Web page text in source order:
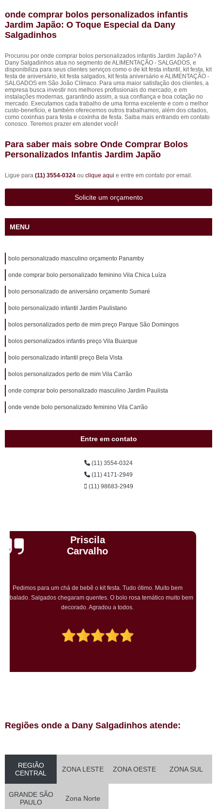
onde comprar bolos personalizados infantis
Jardim Japão: O Toque Especial da Dany
Salgadinhos
Procurou por onde comprar bolos personalizados infantis Jardim Japão? A
Dany Salgadinhos atua no segmento de ALIMENTAÇÃO - SALGADOS, e
disponibiliza para seus clientes serviços como o de kit festa infantil, kit festa, kit
festa de aniversário, kit festa salgados, kit festa aniversário e ALIMENTAÇÃO -
SALGADOS em São João Clímaco. Para uma maior satisfação dos clientes, a
empresa busca investir nos melhores profissionais do mercado, e em
instalações modernas, garantindo assim, a sua confiança e boa cotação no
mercado. Executamos cada trabalho de uma forma excelente e com o melhor
custo-benefício, e também oferecemos outros trabalhamos, além dos citados,
como coxinhas para festa e coxinha de festa. Saiba mais entrando em contato
conosco. Teremos prazer em atender você!
Para saber mais sobre Onde Comprar Bolos
Personalizados Infantis Jardim Japão
Ligue para (11) 3554-0324 ou clique aqui e entre em contato por email.
Solicite um orçamento
MENU
bolo personalizado masculino orçamento Panamby
onde comprar bolo personalizado feminino Vila Chica Luíza
bolo personalizado de aniversário orçamento Sumaré
bolo personalizado infantil Jardim Paulistano
bolos personalizados perto de mim preço Parque São Domingos
bolos personalizados infantis preço Vila Buarque
bolo personalizado infantil preço Bela Vista
bolos personalizados perto de mim Vila Carrão
onde comprar bolo personalizado masculino Jardim Paulista
onde vende bolo personalizado feminino Vila Carrão
Entre em contato
(11) 3554-0324
(11) 4171-2949
(11) 98683-2949
Cristiane Dramali de
Adorei os salgadinhos tradicionais e os vegetarianos que encomendei
para o aniversário da minha mãe! Todos os convidados gostaram muito! O
preço também foi excelente e tornarei a encomendar!
Regiões onde a Dany Salgadinhos atende:
REGIÃO
CENTRAL
ZONA LESTE ZONA OESTE ZONA SUL
GRANDE SÃO
PAULO
Zona Norte